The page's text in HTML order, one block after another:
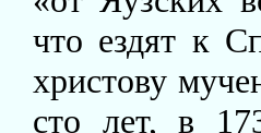
что ездят к
христову
сто лет, в